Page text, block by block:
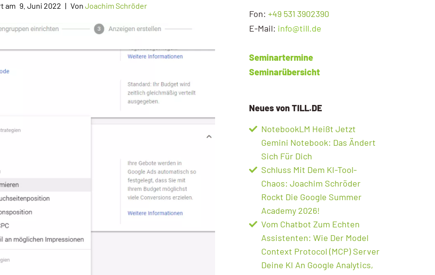
9. Juni 2022 Von Joachim Schröder
Fon: +49 531 3902390
E-Mail: info@till.de
Seminartermine
Seminarübersicht
Neues von TILL.DE
NotebookLM Heißt Jetzt
Gemini Notebook: Das Ändert
Sich Für Dich
Schluss Mit Dem KI-Tool-
Chaos: Joachim Schröder
Rockt Die Google Summer
Academy 2026!
Vom Chatbot Zum Echten
Assistenten: Wie Der Model
Context Protocol (MCP) Server
Deine KI An Google Analytics,